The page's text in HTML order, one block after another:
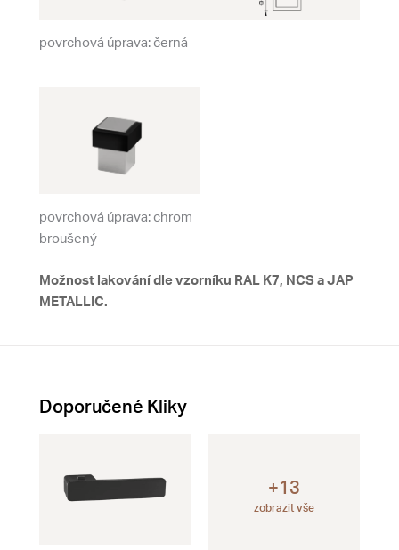
povrchová úprava: černá
povrchová úprava: chrom
broušený
Možnost lakování dle vzorníku RAL K7, NCS a JAP
METALLIC.
Doporučené Kliky
+13
zobrazit vše